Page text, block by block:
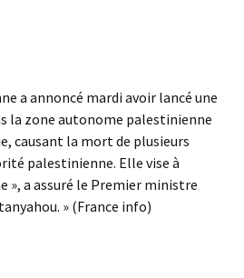
a annoncé mardi avoir lancé une
la zone autonome palestinienne
causant la mort de plusieurs
palestinienne. Elle vise à
», a assuré le Premier ministre
» (France info)